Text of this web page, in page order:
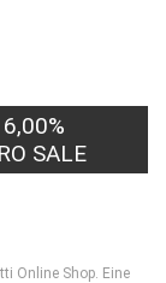
6,00%
SALE
Online Shop. Eine